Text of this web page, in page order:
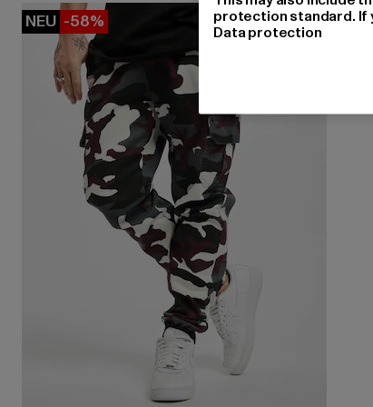
NEU -58%
protection standard. If
Data protection